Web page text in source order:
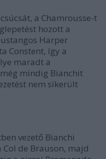
a Chamrousse-t
hozott a
Harper
Constent, így a
maradt a
mindig Bianchit
nem sikerült
vezető Bianchi
de Brauson, majd